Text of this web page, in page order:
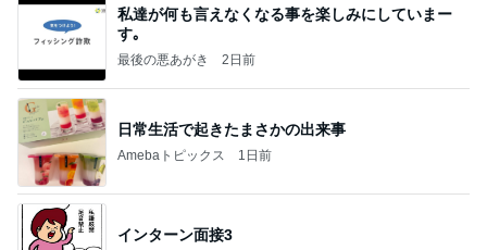
私達が何も言えなくなる事を楽しみにしていまー
す｡
最後の悪あがき 2日前
日常生活で起きたまさかの出来事
Amebaトピックス 1日前
インターン面接3